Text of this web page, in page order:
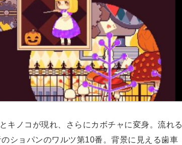
キノコが現れ、さらにカボチャに変身。流れる
ショパンのワルツ第10番。背景に見える歯車